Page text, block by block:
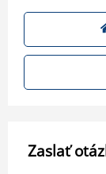
Zaslať